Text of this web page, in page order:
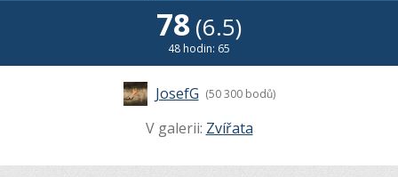
78(6.5)
48 hodin: 65
JosefG (50 300 bodů)
V galerii: Zvířata